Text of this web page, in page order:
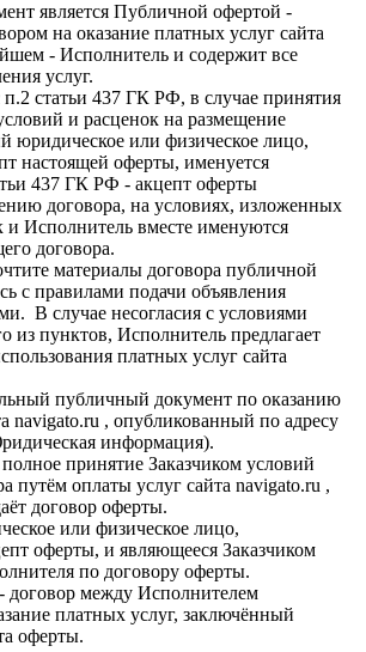
является Публичной офертой -
на оказание платных услуг сайта
- Исполнитель и содержит все
услуг.
п.2 статьи 437 ГК РФ, в случае принятия
и расценок на размещение
юридическое или физическое лицо,
настоящей оферты, именуется
437 ГК РФ - акцепт оферты
договора, на условиях, изложенных
и Исполнитель вместе именуются
договора.
материалы договора публичной
с правилами подачи объявления
В случае несогласия с условиями
из пунктов, Исполнитель предлагает
платных услуг сайта
публичный документ по оказанию
navigato.ru , опубликованный по адресу
информация).
принятие Заказчиком условий
путём оплаты услуг сайта navigato.ru ,
договор оферты.
или физическое лицо,
оферты, и являющееся Заказчиком
по договору оферты.
договор между Исполнителем
платных услуг, заключённый
оферты.